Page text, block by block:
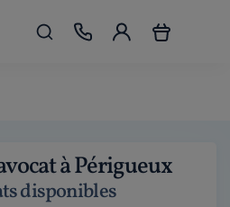
à Périgueux
disponibles